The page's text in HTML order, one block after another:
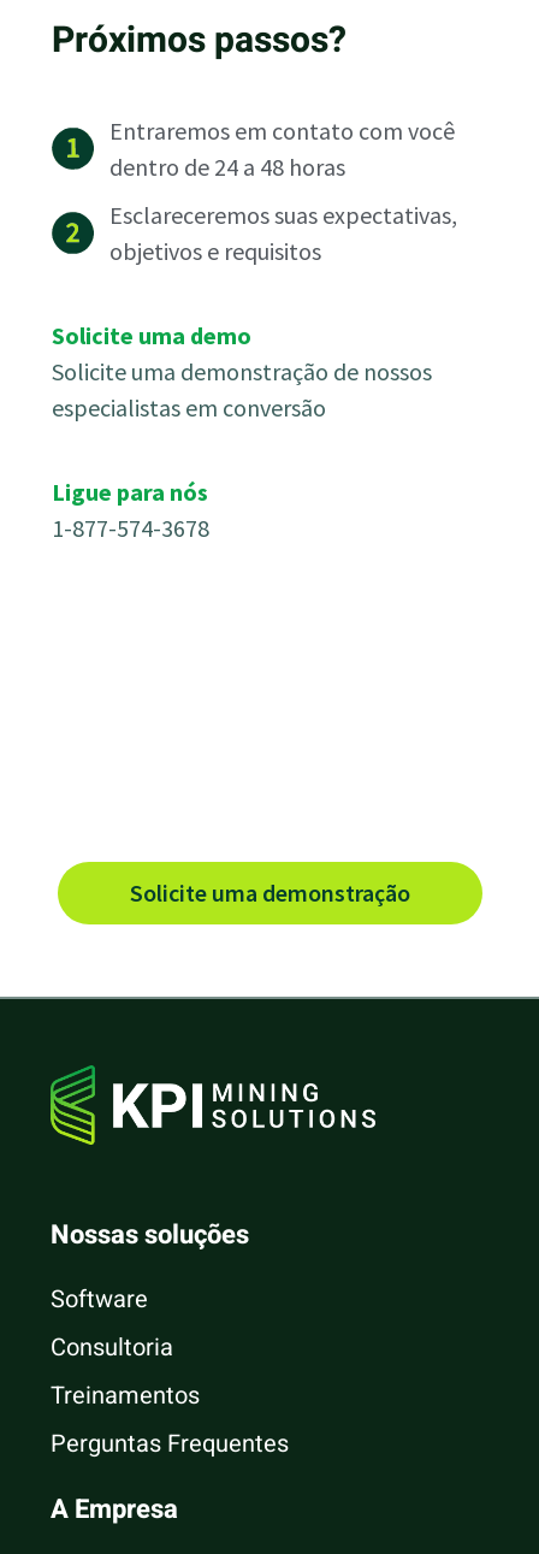
Próximos passos?
Entraremos em contato com você
dentro de 24 a 48 horas
Esclareceremos suas expectativas,
objetivos e requisitos
Solicite uma demo
Solicite uma demonstração de nossos
especialistas em conversão
Ligue para nós
1-877-574-3678
Solicite uma demonstração
Nossas soluções
Software
Consultoria
Treinamentos
Perguntas Frequentes
A Empresa